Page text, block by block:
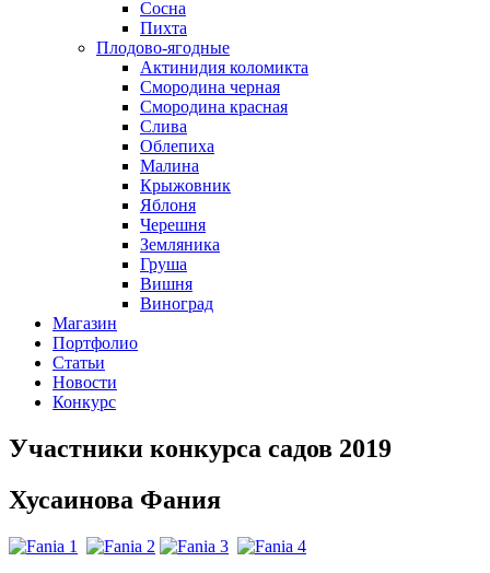
Сосна
Пихта
Плодово-ягодные
Актинидия коломикта
Смородина черная
Смородина красная
Слива
Облепиха
Малина
Крыжовник
Яблоня
Черешня
Земляника
Груша
Вишня
Виноград
Магазин
Портфолио
Статьи
Новости
Конкурс
Участники конкурса садов 2019
Хусаинова Фания